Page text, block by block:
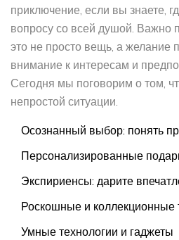
приключение, если вы знаете,
вопросу со всей душой. Важно
это не просто вещь, а желание
внимание к интересам и
Сегодня мы поговорим о том,
непростой ситуации.
Осознанный выбор: понять
Персонализированные
Экспириенсы: дарите
Роскошные и коллекционные
Умные технологии и гаджеты